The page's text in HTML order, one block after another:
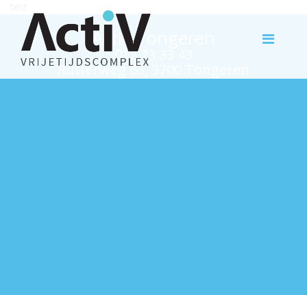
Activ Tongeren
012 23 33 43
Rutterweg 63, 3700 Tongeren